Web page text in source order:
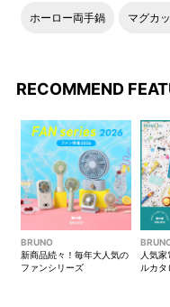
ホーロー両手鍋 マグカ
RECOMMEND
BRUNO
新商品続々！毎年大人気の
ファンシリーズ
人気
ルカタ